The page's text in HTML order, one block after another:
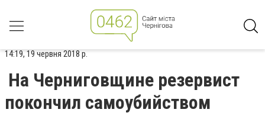
14:19, 19 червня 2018 р.
На Черниговщине резервист
покончил самоубийством